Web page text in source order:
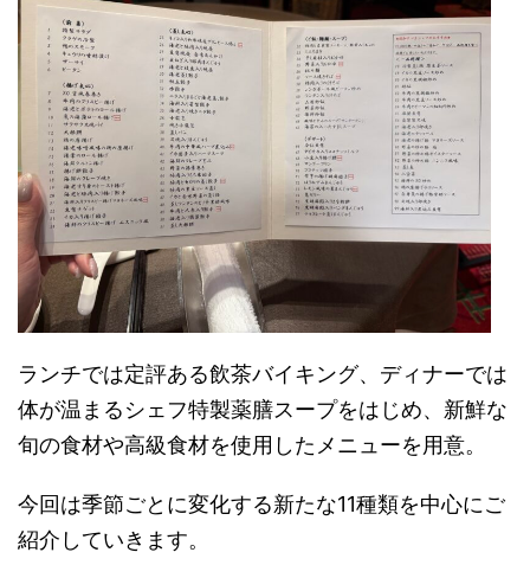
ランチでは定評ある飲茶バイキング、ディナーでは
体が温まるシェフ特製薬膳スープをはじめ、新鮮な
旬の食材や高級食材を使用したメニューを用意。
今回は季節ごとに変化する新たな11種類を中心にご
紹介していきます。